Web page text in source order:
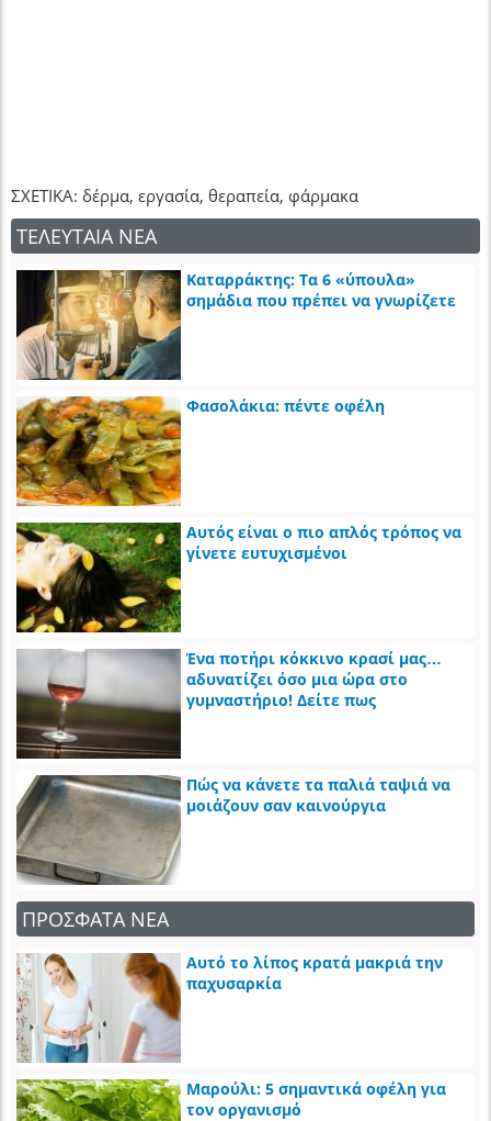
ΣΧΕΤΙΚΑ: δέρμα, εργασία, θεραπεία, φάρμακα
ΤΕΛΕΥΤΑΙΑ ΝΕΑ
Καταρράκτης: Τα 6 «ύπουλα»
σημάδια που πρέπει να γνωρίζετε
Φασολάκια: πέντε οφέλη
Αυτός είναι ο πιο απλός τρόπος να
γίνετε ευτυχισμένοι
Ένα ποτήρι κόκκινο κρασί μας…
αδυνατίζει όσο μια ώρα στο
γυμναστήριο! Δείτε πως
Πώς να κάνετε τα παλιά ταψιά να
μοιάζουν σαν καινούργια
ΠΡΟΣΦΑΤΑ ΝΕΑ
Αυτό το λίπος κρατά μακριά την
παχυσαρκία
Μαρούλι: 5 σημαντικά οφέλη για
τον οργανισμό